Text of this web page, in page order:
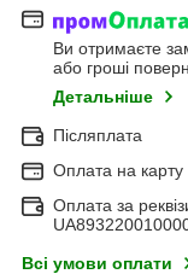
Ви отримаєте
або гроші
Детальніше
Післяплата
Оплата на
Оплата за
Всі умови оплати